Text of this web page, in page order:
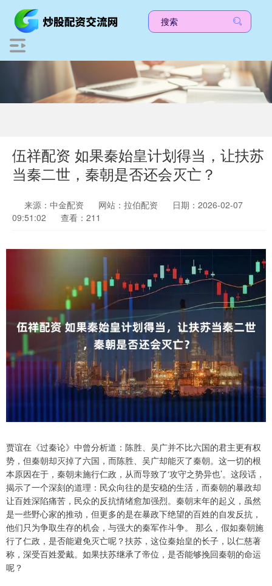
伍祥配资 如果秦始皇计划得当，让扶苏
当秦二世，秦朝是否还会灭亡？
来源：中金配资 网站：拉伯配资
日期：2026-02-07
09:51:02
查看：211
贾谊在《过秦论》中曾分析道：陈胜、吴广并不比六国的君主更有权
势，但秦朝却灭掉了六国，而陈胜、吴广却能灭了秦朝。这一切的根
本原因在于，秦朝未施行仁政，从而导致了‘攻守之势异也’。这段话，
揭示了一个深刻的道理：民众向往的是安稳的生活，而秦朝的暴政却
让百姓深陷痛苦，民众的反抗情绪愈加强烈。秦朝末年的起义，虽然
是一些野心家的推动，但更多的是在暴政下绝望的百姓的自发反抗，
他们只为争取生存的机会，与强大的秦军作斗争。 那么，假如秦朝施
行了仁政，是否能避免灭亡呢？扶苏，这位秦始皇的长子，以仁慈著
称，深受百姓爱戴。如果扶苏继承了帝位，是否能够挽回秦朝的命运
呢？